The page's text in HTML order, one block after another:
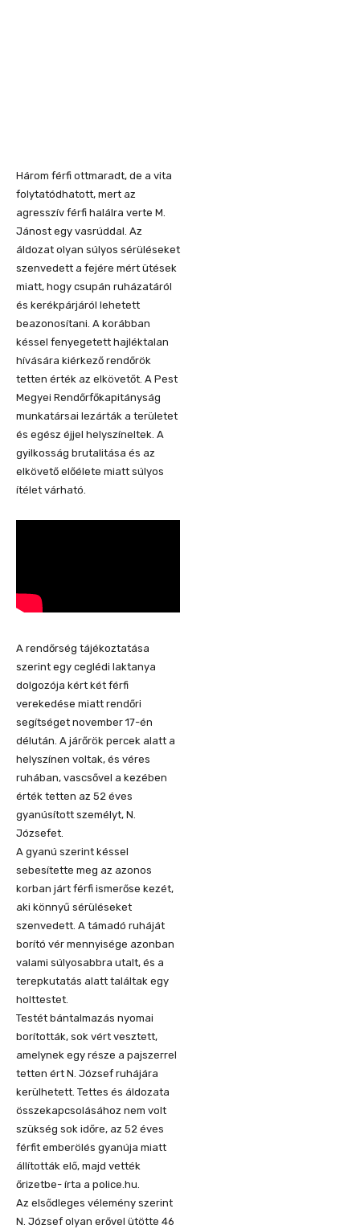
Három férfi ottmaradt, de a vita
folytatódhatott, mert az
agresszív férfi halálra verte M.
Jánost egy vasrúddal. Az
áldozat olyan súlyos sérüléseket
szenvedett a fejére mért ütések
miatt, hogy csupán ruházatáról
és kerékpárjáról lehetett
beazonosítani. A korábban
késsel fenyegetett hajléktalan
hívására kiérkező rendőrök
tetten érték az elkövetőt. A Pest
Megyei Rendőrfőkapitányság
munkatársai lezárták a területet
és egész éjjel helyszíneltek. A
gyilkosság brutalitása és az
elkövető előélete miatt súlyos
ítélet várható.
A rendőrség tájékoztatása
szerint egy ceglédi laktanya
dolgozója kért két férfi
verekedése miatt rendőri
segítséget november 17-én
délután. A járőrök percek alatt a
helyszínen voltak, és véres
ruhában, vascsővel a kezében
érték tetten az 52 éves
gyanúsított személyt, N.
Józsefet.
A gyanú szerint késsel
sebesítette meg az azonos
korban járt férfi ismerőse kezét,
aki könnyű sérüléseket
szenvedett. A támadó ruháját
borító vér mennyisége azonban
valami súlyosabbra utalt, és a
terepkutatás alatt találtak egy
holttestet.
Testét bántalmazás nyomai
borították, sok vért vesztett,
amelynek egy része a pajszerrel
tetten ért N. József ruhájára
kerülhetett. Tettes és áldozata
összekapcsolásához nem volt
szükség sok időre, az 52 éves
férfit emberölés gyanúja miatt
állították elő, majd vették
őrizetbe- írta a police.hu.
Az elsődleges vélemény szerint
N. József olyan erővel ütötte 46